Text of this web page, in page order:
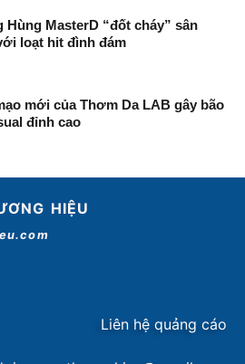
Hùng MasterD “đốt cháy” sân
loạt hit đình đám
mới của Thơm Da LAB gây bão
đỉnh cao
HIỆU
Liên hệ quảng cáo